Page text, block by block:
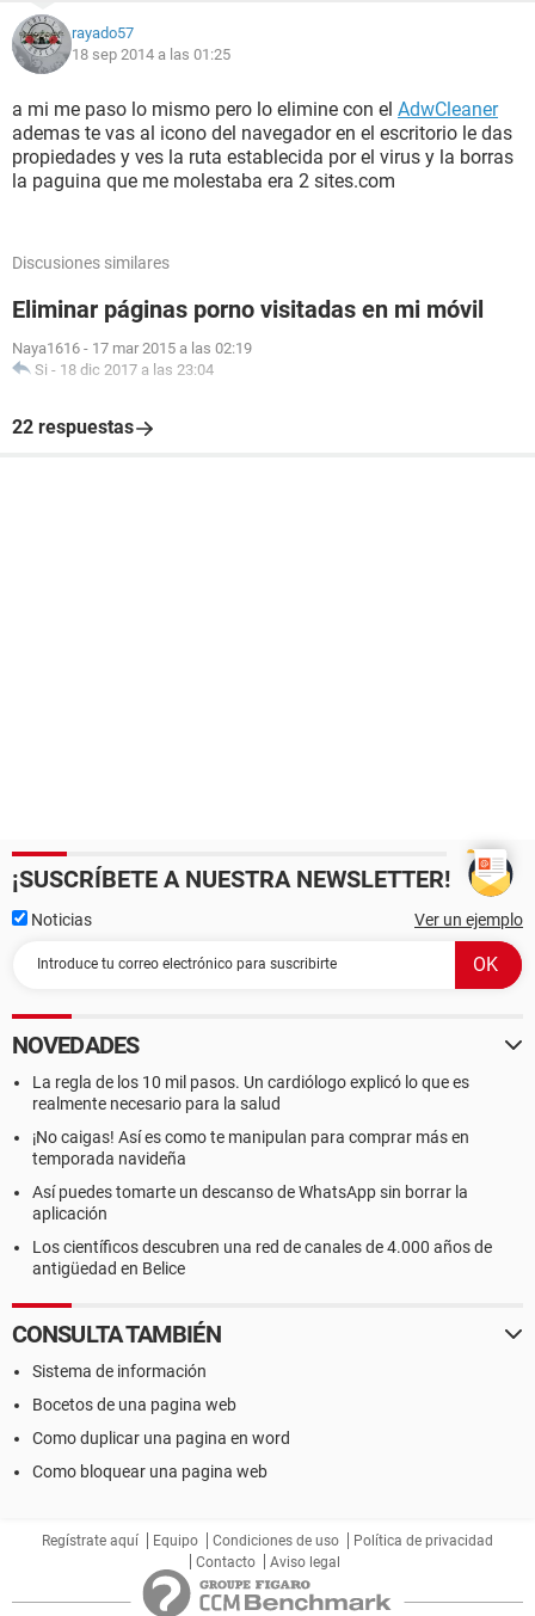
rayado57
18 sep 2014 a las 01:25
a mi me paso lo mismo pero lo elimine con el AdwCleaner
ademas te vas al icono del navegador en el escritorio le das
propiedades y ves la ruta establecida por el virus y la borras
la paguina que me molestaba era 2 sites.com
Discusiones similares
Eliminar páginas porno visitadas en mi móvil
Naya1616 - 17 mar 2015 a las 02:19
Si - 18 dic 2017 a las 23:04
22 respuestas
¡SUSCRÍBETE A NUESTRA NEWSLETTER!
Noticias Ver un ejemplo
NOVEDADES
La regla de los 10 mil pasos. Un cardiólogo explicó lo que es
realmente necesario para la salud
¡No caigas! Así es como te manipulan para comprar más en
temporada navideña
Así puedes tomarte un descanso de WhatsApp sin borrar la
aplicación
Los científicos descubren una red de canales de 4.000 años de
antigüedad en Belice
CONSULTA TAMBIÉN
Sistema de información
Bocetos de una pagina web
Como duplicar una pagina en word
Como bloquear una pagina web
Regístrate aquí Equipo Condiciones de uso
Política de privacidad
Contacto
Aviso legal